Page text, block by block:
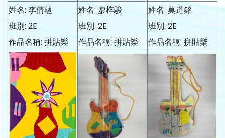
姓名: 李倩蘊
班別: 2E
作品名稱: 拼貼樂
姓名: 廖梓駿
班別: 2E
作品名稱: 拼貼樂
姓名: 莫道銘
班別: 2E
作品名稱: 拼貼樂